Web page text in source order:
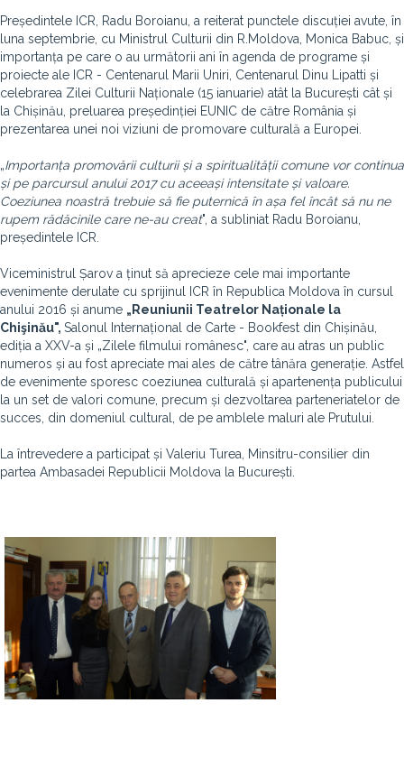
Președintele ICR, Radu Boroianu, a reiterat punctele discuției avute, în
luna septembrie, cu Ministrul Culturii din R.Moldova, Monica Babuc, și
importanța pe care o au următorii ani în agenda de programe și
proiecte ale ICR - Centenarul Marii Uniri, Centenarul Dinu Lipatti și
celebrarea Zilei Culturii Naționale (15 ianuarie) atât la București cât și
la Chișinău, preluarea președinției EUNIC de către România și
prezentarea unei noi viziuni de promovare culturală a Europei.
„Importanța promovării culturii și a spiritualității comune vor continua
și pe parcursul anului 2017 cu aceeași intensitate și valoare.
Coeziunea noastră trebuie să fie puternică în așa fel încât să nu ne
rupem rădăcinile care ne-au creat", a subliniat Radu Boroianu,
președintele ICR.
Viceministrul Șarov a ținut să aprecieze cele mai importante
evenimente derulate cu sprijinul ICR în Republica Moldova în cursul
anului 2016 și anume „Reuniunii Teatrelor Naționale la
Chişinău", Salonul Internațional de Carte - Bookfest din Chișinău,
ediția a XXV-a și „Zilele filmului românesc", care au atras un public
numeros și au fost apreciate mai ales de către tânăra generație. Astfel
de evenimente sporesc coeziunea culturală și apartenența publicului
la un set de valori comune, precum și dezvoltarea parteneriatelor de
succes, din domeniul cultural, de pe amblele maluri ale Prutului.
La întrevedere a participat și Valeriu Turea, Minsitru-consilier din
partea Ambasadei Republicii Moldova la București.